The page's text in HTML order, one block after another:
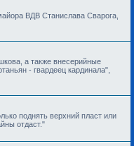
ВДВ Станислава Сварога,
а также внесерийные
- гвардеец кардинала",
поднять верхний пласт или
отдаст."